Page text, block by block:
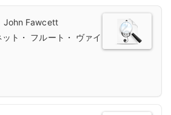
John Fawcett
ト・ フルート・ ヴァイ